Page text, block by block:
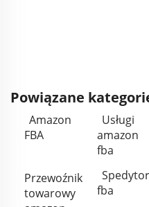
Powiązane
Amazon
FBA
Usługi
amazon
fba
Przewoźnik
towarowy
Spedytor
fba